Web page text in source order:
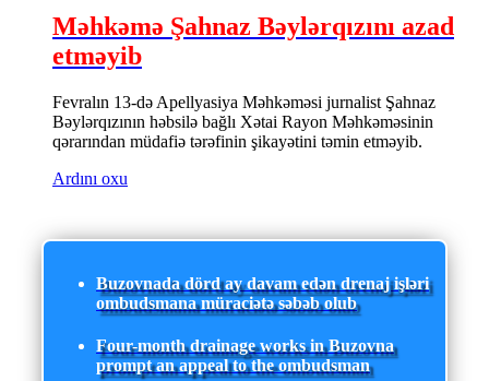
Məhkəmə Şahnaz Bəylərqızını azad
etməyib
Fevralın 13-də Apellyasiya Məhkəməsi jurnalist Şahnaz
Bəylərqızının həbsilə bağlı Xətai Rayon Məhkəməsinin
qərarından müdafiə tərəfinin şikayətini təmin etməyib.
Ardını oxu
Buzovnada dörd ay davam edən drenaj işləri
ombudsmana müraciətə səbəb olub
Four-month drainage works in Buzovna
prompt an appeal to the ombudsman